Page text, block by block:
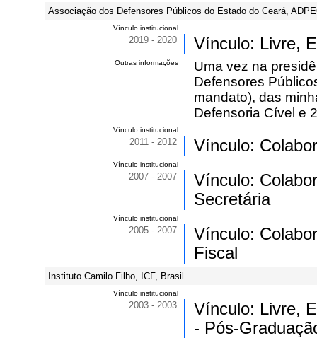
Associação dos Defensores Públicos do Estado do Ceará,
Vínculo institucional
2019 - 2020 Vínculo: Livre,
Outras informações
Uma vez na
Defensores
mandato), das
Defensoria Cível e
Vínculo institucional
2011 - 2012 Vínculo:
Vínculo institucional
2007 - 2007
Vínculo:
Secretária
Vínculo institucional
2005 - 2007
Vínculo:
Fiscal
Instituto Camilo Filho, ICF, Brasil.
Vínculo institucional
2003 - 2003
Vínculo: Livre,
- Pós-